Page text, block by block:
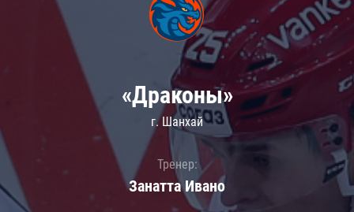
«Драконы»
г. Шанхай
Тренер:
Занатта Иванo